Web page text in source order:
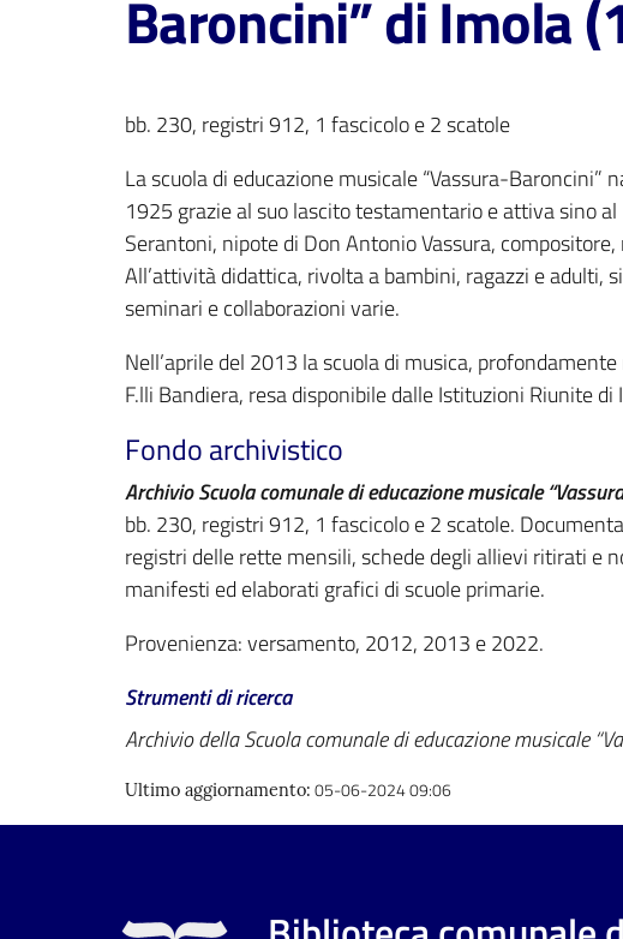
Baroncini” di Imola
bb. 230, registri 912, 1 fascicolo e 2 scatole
La scuola di educazione musicale “Vassura-
1925 grazie al suo lascito testamentario e attiva sino
Serantoni, nipote di Don Antonio Vassura,
All’attività didattica, rivolta a bambini, ragazzi e adulti,
seminari e collaborazioni varie.
Nell’aprile del 2013 la scuola di musica,
F.lli Bandiera, resa disponibile dalle Istituzioni Riunite di
Fondo archivistico
Archivio Scuola comunale di educazione musicale
bb. 230, registri 912, 1 fascicolo e 2 scatole.
registri delle rette mensili, schede degli allievi ritirati e
manifesti ed elaborati grafici di scuole primarie.
Provenienza: versamento, 2012, 2013 e 2022.
Strumenti di ricerca
Archivio della Scuola comunale di educazione musicale
Ultimo aggiornamento: 05-06-2024 09:06